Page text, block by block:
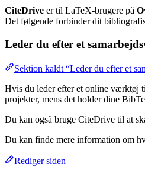
CiteDrive er til LaTeX-brugere på
Det følgende forbinder dit
Leder du efter et
Sektion kaldt “Leder du efter et
Hvis du leder efter et online værktøj
projekter, mens det holder dine
Du kan også bruge CiteDrive til at
Du kan finde mere information om
Rediger siden